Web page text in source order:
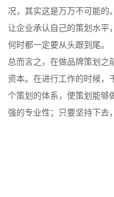
况，其实这是万万不可能的
让企业承认自己的策划水平
何时都一定要从头跟到尾。
总而言之，在做品牌策划之
资本。在进行工作的时候，
个策划的体系，使策划能够
强的专业性；只要坚持下去